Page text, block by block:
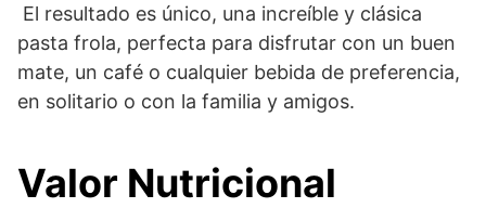
El resultado es único, una increíble y clásica
pasta frola, perfecta para disfrutar con un buen
mate, un café o cualquier bebida de preferencia,
en solitario o con la familia y amigos.
Valor Nutricional